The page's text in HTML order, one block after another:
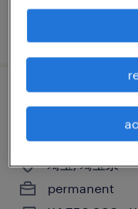
posted 2 march
【障がい者求
ョン（正社員
埼玉, 埼玉県
permanent